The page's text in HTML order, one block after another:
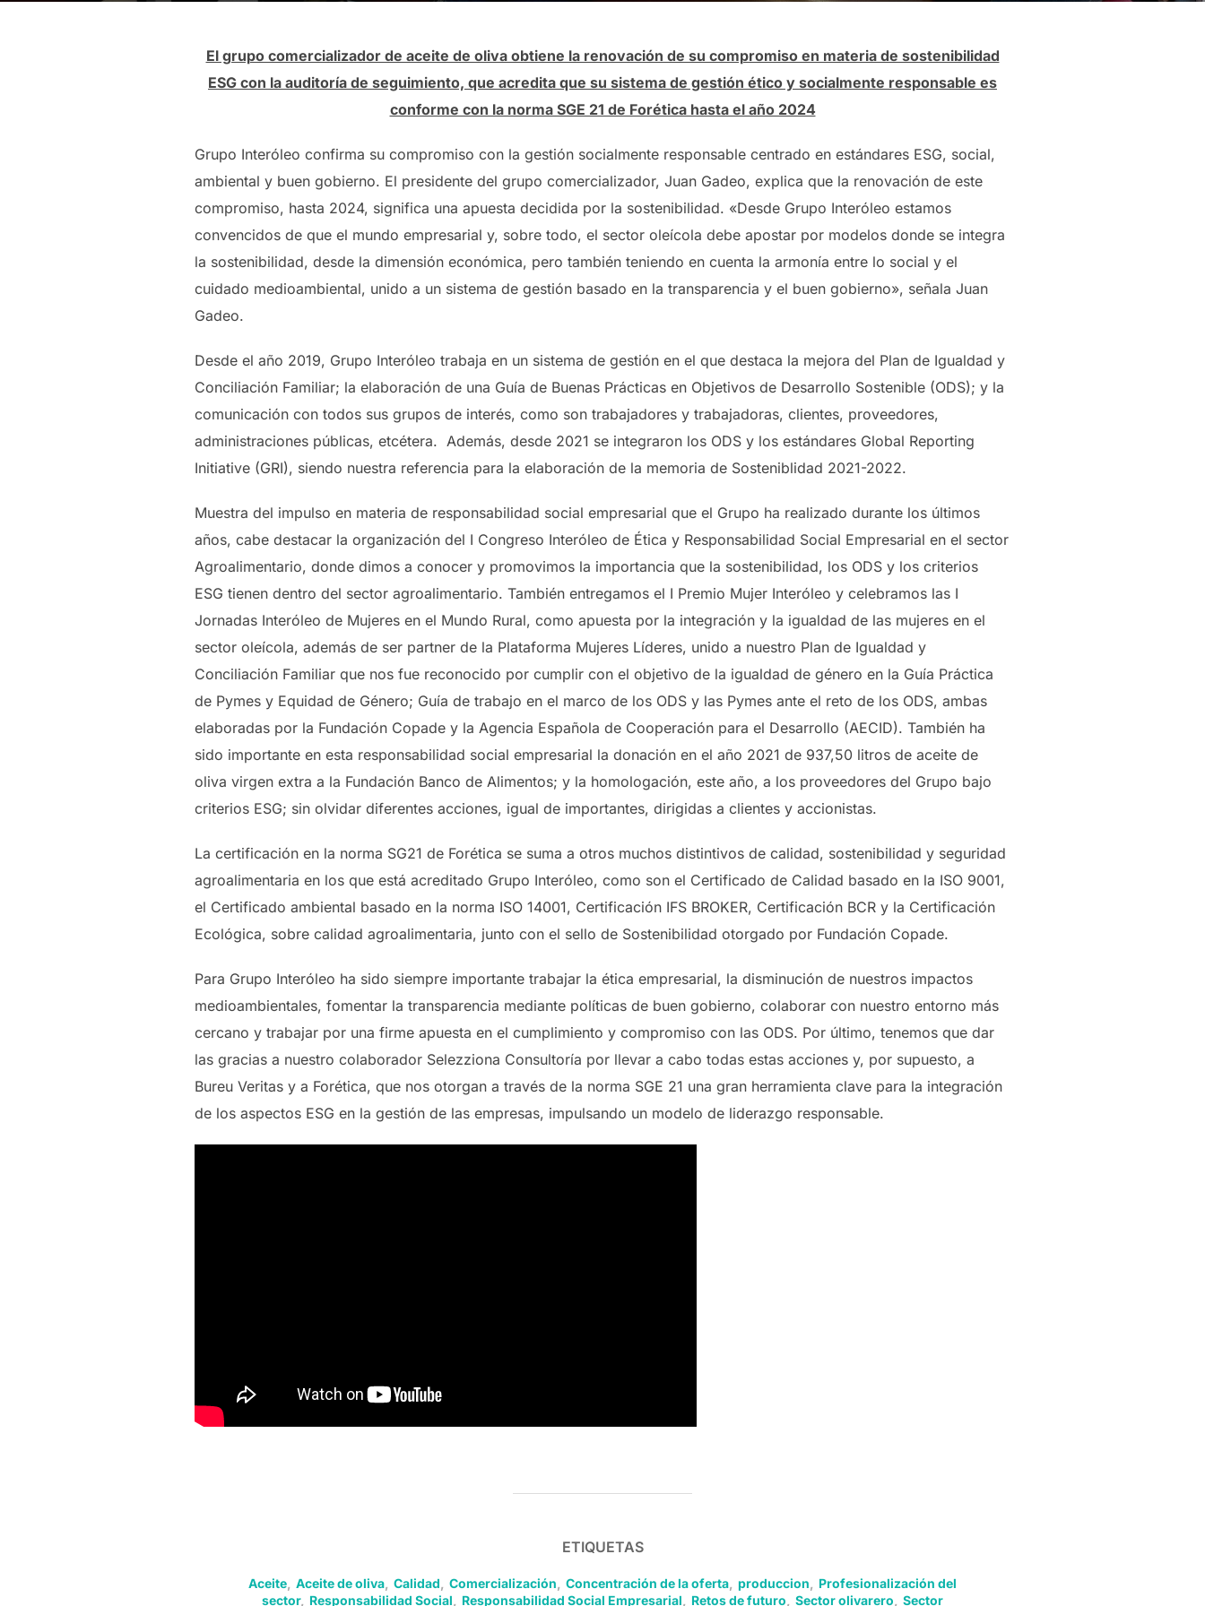
El grupo comercializador de aceite de oliva obtiene la renovación de su compromiso en materia de sostenibilidad
ESG con la auditoría de seguimiento, que acredita que su sistema de gestión ético y socialmente responsable es
conforme con la norma SGE 21 de Forética hasta el año 2024
Grupo Interóleo confirma su compromiso con la gestión socialmente responsable centrado en estándares ESG, social,
ambiental y buen gobierno. El presidente del grupo comercializador, Juan Gadeo, explica que la renovación de este
compromiso, hasta 2024, significa una apuesta decidida por la sostenibilidad. «Desde Grupo Interóleo estamos
convencidos de que el mundo empresarial y, sobre todo, el sector oleícola debe apostar por modelos donde se integra
la sostenibilidad, desde la dimensión económica, pero también teniendo en cuenta la armonía entre lo social y el
cuidado medioambiental, unido a un sistema de gestión basado en la transparencia y el buen gobierno», señala Juan
Gadeo.
Desde el año 2019, Grupo Interóleo trabaja en un sistema de gestión en el que destaca la mejora del Plan de Igualdad y
Conciliación Familiar; la elaboración de una Guía de Buenas Prácticas en Objetivos de Desarrollo Sostenible (ODS); y la
comunicación con todos sus grupos de interés, como son trabajadores y trabajadoras, clientes, proveedores,
administraciones públicas, etcétera. Además, desde 2021 se integraron los ODS y los estándares Global Reporting
Initiative (GRI), siendo nuestra referencia para la elaboración de la memoria de Sosteniblidad 2021-2022.
Muestra del impulso en materia de responsabilidad social empresarial que el Grupo ha realizado durante los últimos
años, cabe destacar la organización del I Congreso Interóleo de Ética y Responsabilidad Social Empresarial en el sector
Agroalimentario, donde dimos a conocer y promovimos la importancia que la sostenibilidad, los ODS y los criterios
ESG tienen dentro del sector agroalimentario. También entregamos el I Premio Mujer Interóleo y celebramos las I
Jornadas Interóleo de Mujeres en el Mundo Rural, como apuesta por la integración y la igualdad de las mujeres en el
sector oleícola, además de ser partner de la Plataforma Mujeres Líderes, unido a nuestro Plan de Igualdad y
Conciliación Familiar que nos fue reconocido por cumplir con el objetivo de la igualdad de género en la Guía Práctica
de Pymes y Equidad de Género; Guía de trabajo en el marco de los ODS y las Pymes ante el reto de los ODS, ambas
elaboradas por la Fundación Copade y la Agencia Española de Cooperación para el Desarrollo (AECID). También ha
sido importante en esta responsabilidad social empresarial la donación en el año 2021 de 937,50 litros de aceite de
oliva virgen extra a la Fundación Banco de Alimentos; y la homologación, este año, a los proveedores del Grupo bajo
criterios ESG; sin olvidar diferentes acciones, igual de importantes, dirigidas a clientes y accionistas.
La certificación en la norma SG21 de Forética se suma a otros muchos distintivos de calidad, sostenibilidad y seguridad
agroalimentaria en los que está acreditado Grupo Interóleo, como son el Certificado de Calidad basado en la ISO 9001,
el Certificado ambiental basado en la norma ISO 14001, Certificación IFS BROKER, Certificación BCR y la Certificación
Ecológica, sobre calidad agroalimentaria, junto con el sello de Sostenibilidad otorgado por Fundación Copade.
Para Grupo Interóleo ha sido siempre importante trabajar la ética empresarial, la disminución de nuestros impactos
medioambientales, fomentar la transparencia mediante políticas de buen gobierno, colaborar con nuestro entorno más
cercano y trabajar por una firme apuesta en el cumplimiento y compromiso con las ODS. Por último, tenemos que dar
las gracias a nuestro colaborador Selezziona Consultoría por llevar a cabo todas estas acciones y, por supuesto, a
Bureu Veritas y a Forética, que nos otorgan a través de la norma SGE 21 una gran herramienta clave para la integración
de los aspectos ESG en la gestión de las empresas, impulsando un modelo de liderazgo responsable.
ETIQUETAS
Aceite Aceite de oliva Calidad Comercialización Concentración de la oferta produccion
Profesionalización del
sector, Responsabilidad Social Responsabilidad Social Empresarial Retos de futuro Sector olivarero
Sector